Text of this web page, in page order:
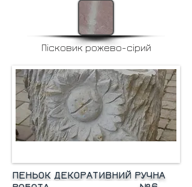
Пісковик рожево-сірий
ПЕНЬОК ДЕКОРАТИВНИЙ РУЧНА